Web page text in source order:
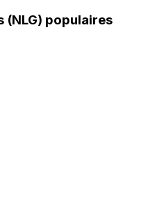
(NLG) populaires